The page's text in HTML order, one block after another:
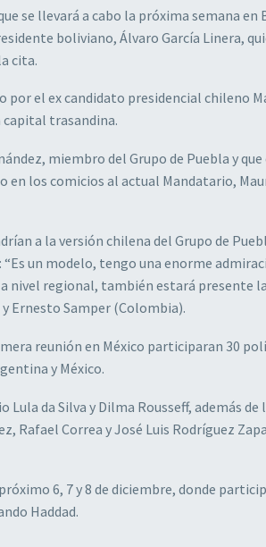
se llevará a cabo la próxima semana en
boliviano, Álvaro García Linera,
cita.
el ex candidato presidencial chileno
capital trasandina.
miembro del Grupo de Puebla y que
en los comicios al actual Mandatario,
a la versión chilena del Grupo de
un modelo, tengo una enorme
nivel regional, también estará presente
Ernesto Samper (Colombia).
reunión en México participaran 30
y México.
da Silva y Dilma Rousseff, además de
Rafael Correa y José Luis Rodríguez
6, 7 y 8 de diciembre, donde
Haddad.